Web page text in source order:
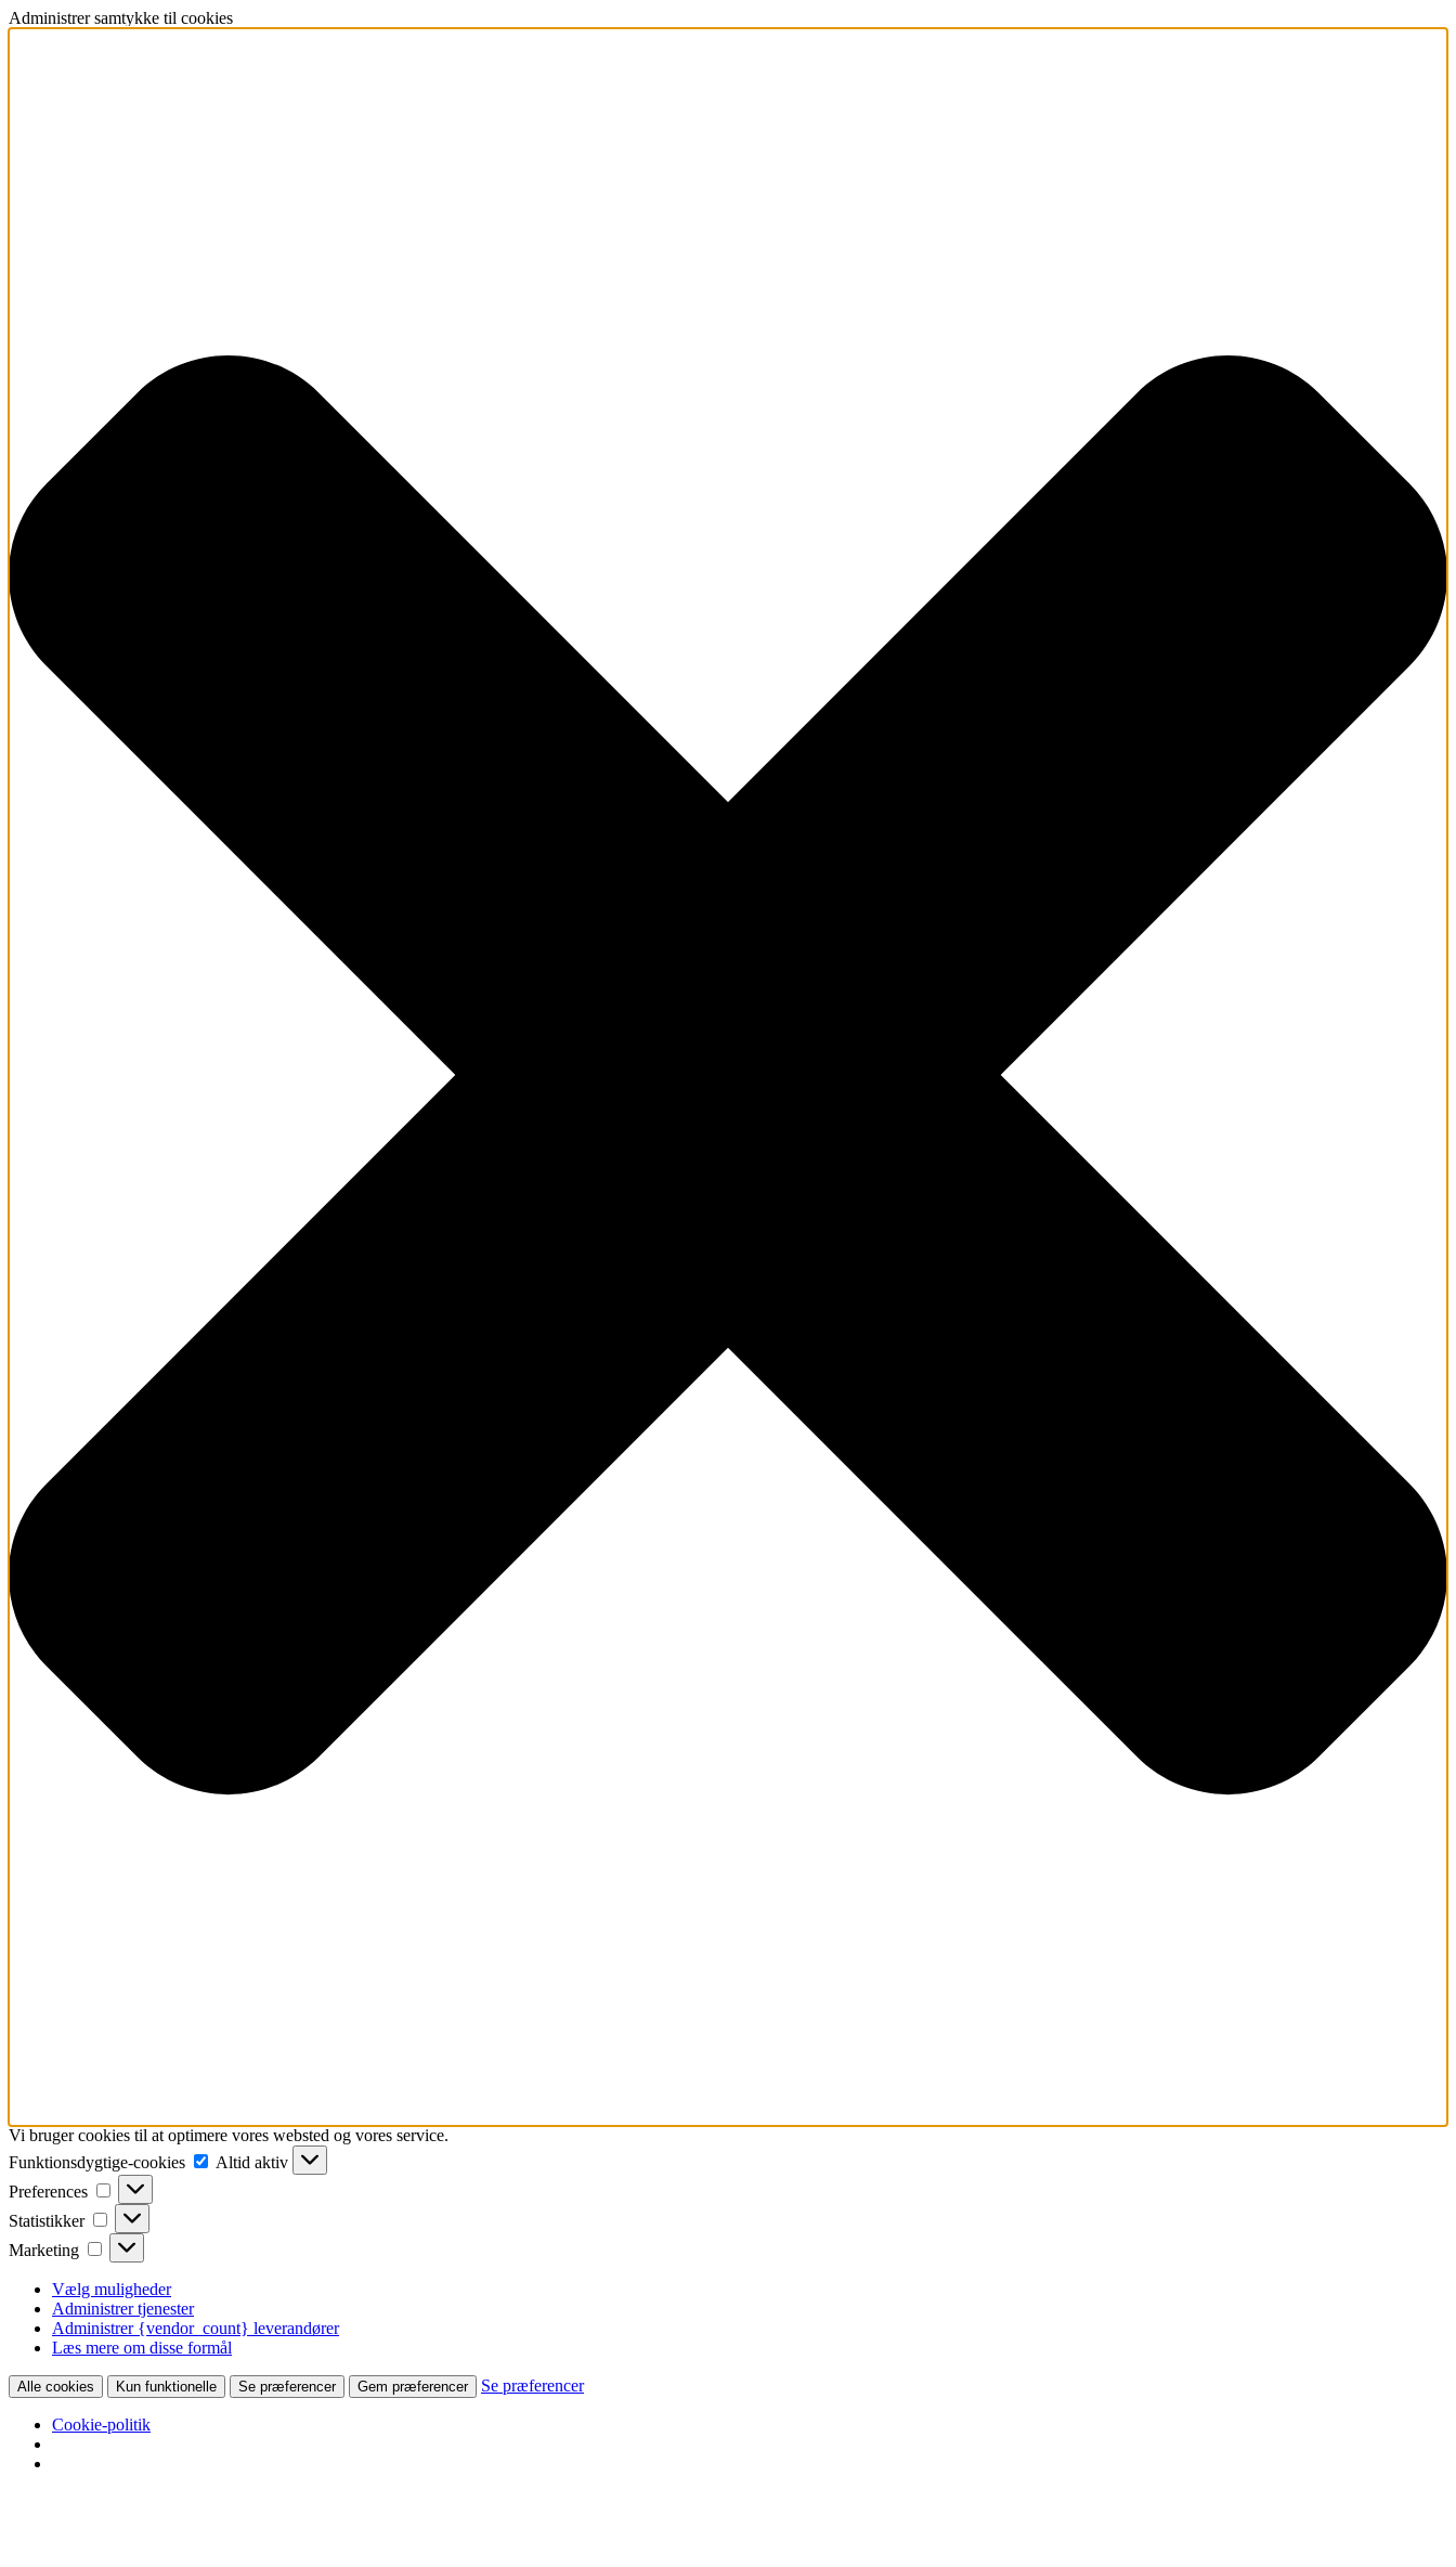
Administrer samtykke til cookies
Vi bruger cookies til at optimere vores websted og vores service.
Funktionsdygtige-cookies
Funktionsdygtige-
cookies
Altid aktiv
Preferences
Preferences
Statistikker Statistikker
Marketing Marketing
Vælg muligheder
Administrer tjenester
Administrer {vendor_count} leverandører
Læs mere om disse formål
Alle cookies Kun funktionelle Se præferencer Gem præferencer Se præferencer
Cookie-politik